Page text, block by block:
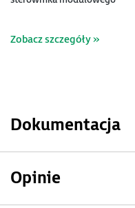
Zobacz szczegóły »
Dokumentacja
Opinie